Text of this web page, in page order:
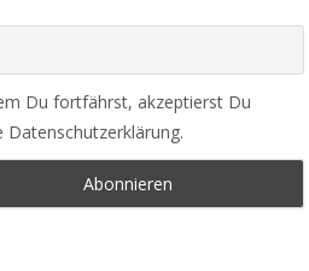
Du fortfährst, akzeptierst Du
Datenschutzerklärung.